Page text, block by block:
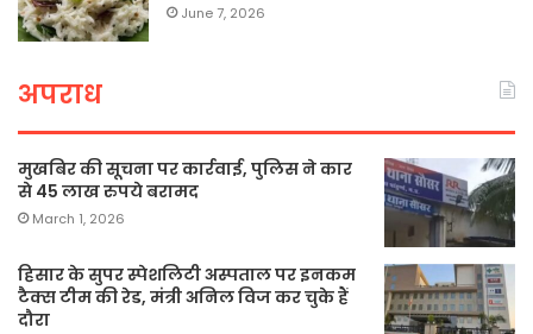
June 7, 2026
अपराध
मुखबिर की सूचना पर कार्रवाई, पुलिस ने कार
से 45 लाख रुपये बरामद
March 1, 2026
हिसार के सुपर स्पेशलिटी अस्पताल पर इनकम
टैक्स टीम की रेड, मंत्री अनिल विज कर चुके हैं
दौरा